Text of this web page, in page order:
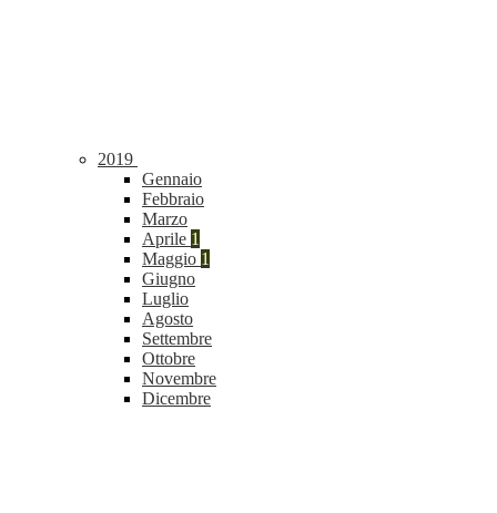
2019
Gennaio
Febbraio
Marzo
Aprile 1
Maggio 1
Giugno
Luglio
Agosto
Settembre
Ottobre
Novembre
Dicembre